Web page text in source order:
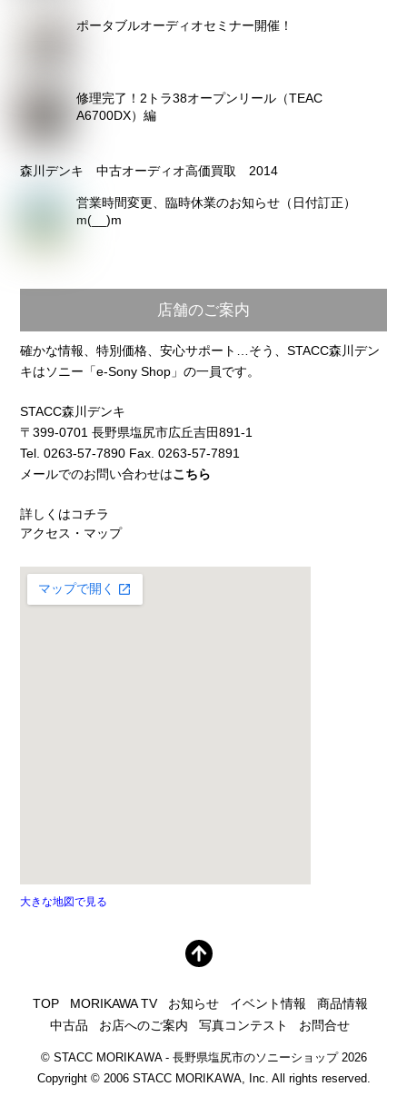
ポータブルオーディオセミナー開催！
修理完了！2トラ38オープンリール（TEAC
A6700DX）編
森川デンキ 中古オーディオ高価買取 2014
営業時間変更、臨時休業のお知らせ（日付訂正）
m(__)m
店舗のご案内
確かな情報、特別価格、安心サポート…そう、STACC森川デン
キはソニー「e-Sony Shop」の一員です。
STACC森川デンキ
〒399-0701 長野県塩尻市広丘吉田891-1
Tel. 0263-57-7890 Fax. 0263-57-7891
メールでのお問い合わせはこちら
詳しくはコチラ
アクセス・マップ
大きな地図で見る
TOP MORIKAWA TV お知らせ イベント情報
商品情報
中古品
お店へのご案内 写真コンテスト お問合せ
© STACC MORIKAWA - 長野県塩尻市のソニーショップ2026
Copyright © 2006 STACC MORIKAWA, Inc. All rights reserved.